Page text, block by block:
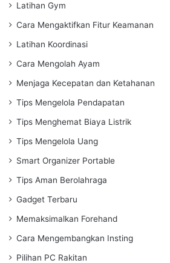
Latihan Gym
Cara Mengaktifkan Fitur Keamanan
Latihan Koordinasi
Cara Mengolah Ayam
Menjaga Kecepatan dan Ketahanan
Tips Mengelola Pendapatan
Tips Menghemat Biaya Listrik
Tips Mengelola Uang
Smart Organizer Portable
Tips Aman Berolahraga
Gadget Terbaru
Memaksimalkan Forehand
Cara Mengembangkan Insting
Pilihan PC Rakitan